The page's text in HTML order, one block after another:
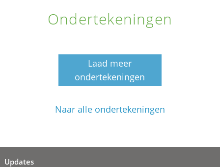
Ondertekeningen
Laad meer
ondertekeningen
Naar alle ondertekeningen
Updates